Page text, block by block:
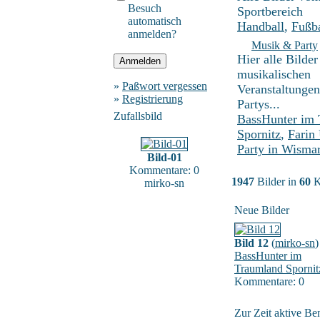
Besuch
automatisch
anmelden?
» Paßwort vergessen
» Registrierung
Zufallsbild
Bild-01
Kommentare: 0
mirko-sn
Sportbereich
Handball,
Musik & Party
Hier alle
musikalischen
Partys...
BassHunter im
Spornitz, Farin
Party in
1947 Bilder in 60
Neue Bilder
Bild 12 (mirko-sn)
BassHunter im
Traumland
Kommentare: 0
Zur Zeit aktive